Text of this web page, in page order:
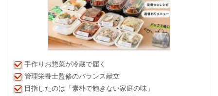
手作りお惣菜が冷蔵で届く
管理栄養士監修のバランス献立
目指したのは「素朴で飽きない家庭の味」